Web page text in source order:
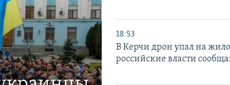
18:53
В Керчи дрон упал на
российские власти